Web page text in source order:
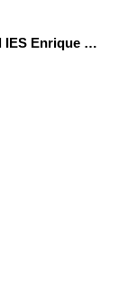
El Gabinete de Física del IES Enrique Tierno Galván de Parla (Curso 25-26)